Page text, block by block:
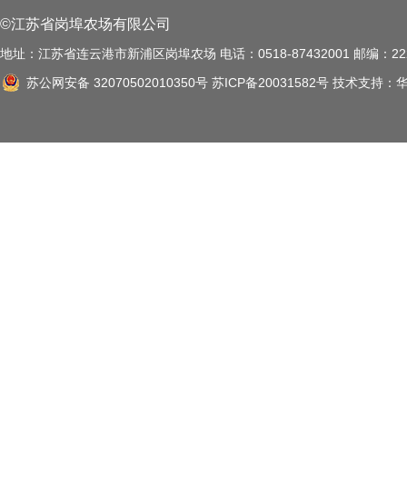
©江苏省岗埠农场有限公司
地址：江苏省连云港市新浦区岗埠农场 电话：0518-87432001 邮编：
苏公网安备 32070502010350号 苏ICP备20031582号 技术支持：